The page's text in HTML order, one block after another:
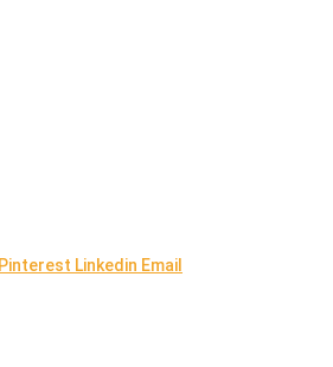
Pinterest Linkedin Email